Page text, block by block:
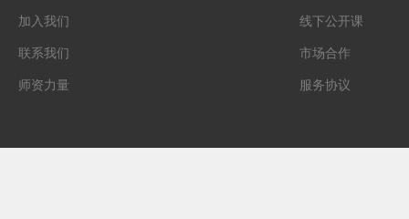
加入我们
联系我们
师资力量
线下公开课
市场合作
服务协议